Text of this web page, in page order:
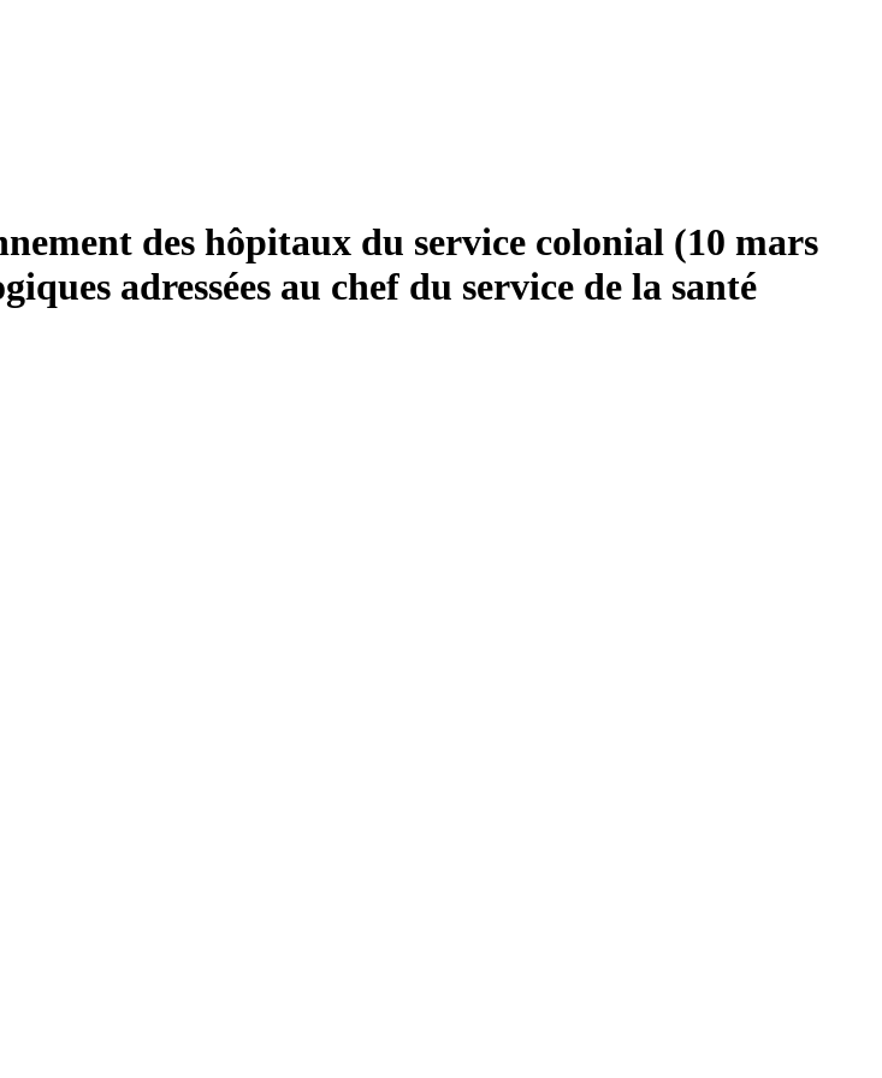
des hôpitaux du service colonial (10 mars
adressées au chef du service de la santé